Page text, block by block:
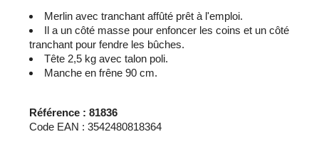
Merlin avec tranchant affûté prêt à l'emploi.
Il a un côté masse pour enfoncer les coins et un côté
tranchant pour fendre les bûches.
Tête 2,5 kg avec talon poli.
Manche en frêne 90 cm.
Référence : 81836
Code EAN : 3542480818364